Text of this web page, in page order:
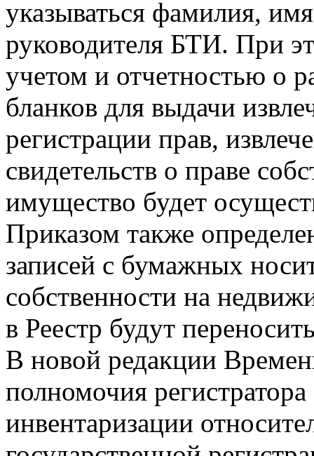
указываться фамилия,
руководителя БТИ. При
учетом и отчетностью о
бланков для выдачи
регистрации прав,
свидетельств о праве
имущество будет
Приказом также
записей с бумажных
собственности на
в Реестр будут
В новой редакции
полномочия
инвентаризации